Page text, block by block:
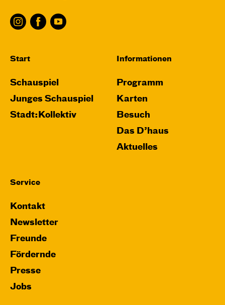
Start
Schauspiel
Junges Schauspiel
Stadt:Kollektiv
Informationen
Programm
Karten
Besuch
Das D’haus
Aktuelles
Service
Kontakt
Newsletter
Freunde
Fördernde
Presse
Jobs